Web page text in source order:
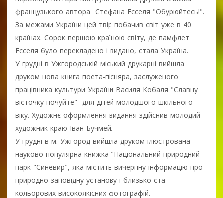
французького автора Стефана Есселя "Обурюйтесь!".
За межами України цей твір побачив світ уже в 40
країнах. Сорок першою країною світу, де памфлет
Есселя було перекладено і видано, стала Україна.
У грудні в Ужгородській міський друкарні вийшла
друком нова книга поета-пісняра, заслуженого
працівника культури України Василя Кобаля "Славну
вісточку почуйте" для дітей молодшого шкільного
віку. Художнє оформлення видання здійснив молодий
художник краю Іван Бучмей.
У грудні в м. Ужгород вийшла друком ілюстрована
науково-популярна книжка "Національний природний
парк "Синевир", яка містить вичерпну інформацію про
природно-заповідну установу і близько ста
кольорових високоякісних фотографій.